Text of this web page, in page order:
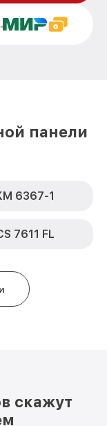
от 1600₽
панели
6367-1
7611 FL
скажут